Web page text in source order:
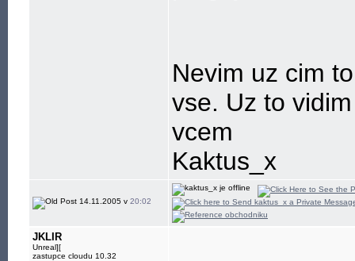
Nevim uz cim
vse. Uz to
vcem
Kaktus_x
14.11.2005 v 20:02
JKLIR
Unreal][
zastupce cloudu 10.32